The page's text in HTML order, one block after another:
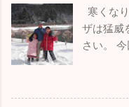
した。
学・防衛
ながら受
ました
のカヤ
と準備
入れを忘
は出せ
らダメでした。 ここで
パッとあきらめて、１
になるよう頑張ります。
んが、お暇なときにま
このブログを書いてい
収束し始めました。も
寒くな
ザは猛威
さい。
わがま
が、とっ